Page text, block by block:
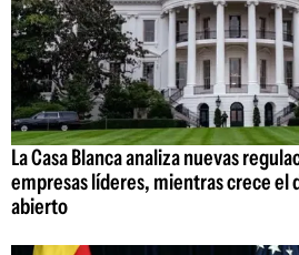
La Casa Blanca analiza nuevas
empresas líderes, mientras crece el
abierto